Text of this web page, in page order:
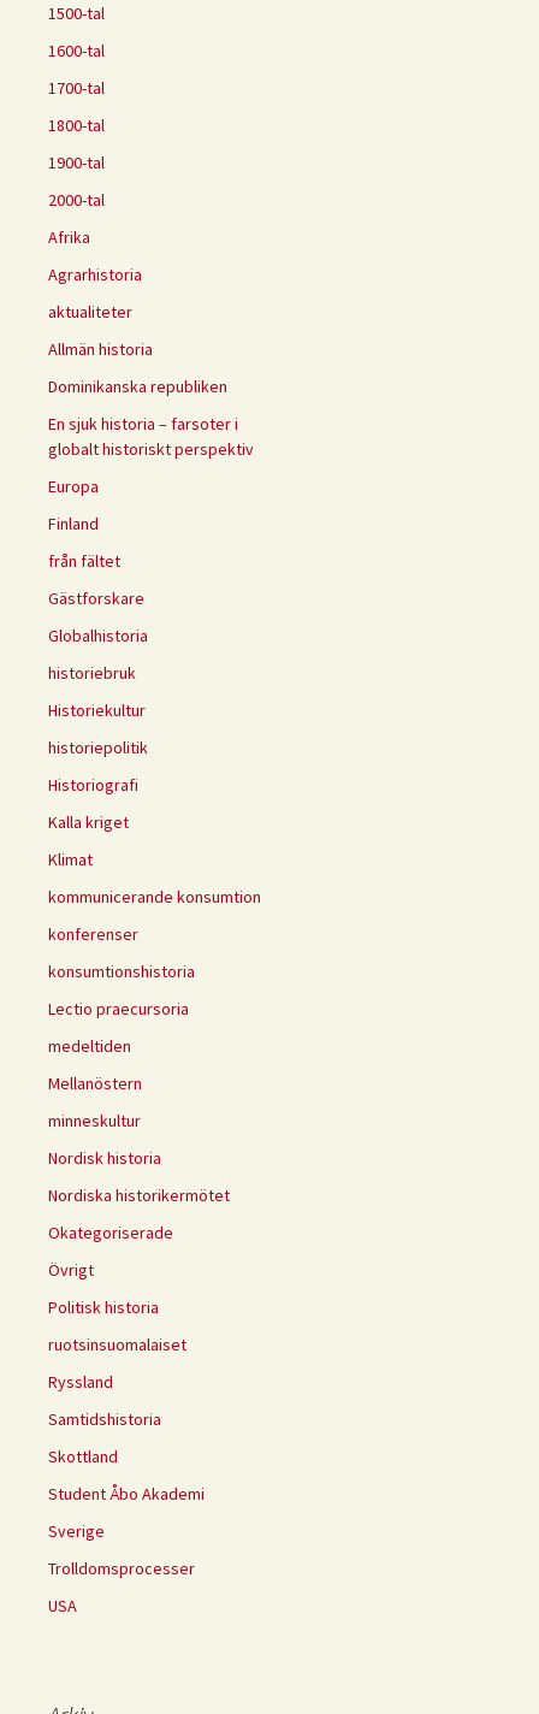
1500-tal
1600-tal
1700-tal
1800-tal
1900-tal
2000-tal
Afrika
Agrarhistoria
aktualiteter
Allmän historia
Dominikanska republiken
En sjuk historia – farsoter i
globalt historiskt perspektiv
Europa
Finland
från fältet
Gästforskare
Globalhistoria
historiebruk
Historiekultur
historiepolitik
Historiografi
Kalla kriget
Klimat
kommunicerande konsumtion
konferenser
konsumtionshistoria
Lectio praecursoria
medeltiden
Mellanöstern
minneskultur
Nordisk historia
Nordiska historikermötet
Okategoriserade
Övrigt
Politisk historia
ruotsinsuomalaiset
Ryssland
Samtidshistoria
Skottland
Student Åbo Akademi
Sverige
Trolldomsprocesser
USA